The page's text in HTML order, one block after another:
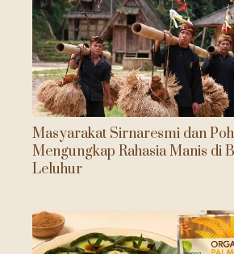
Masyarakat Sirnaresmi dan
Mengungkap Rahasia Manis di
Leluhur